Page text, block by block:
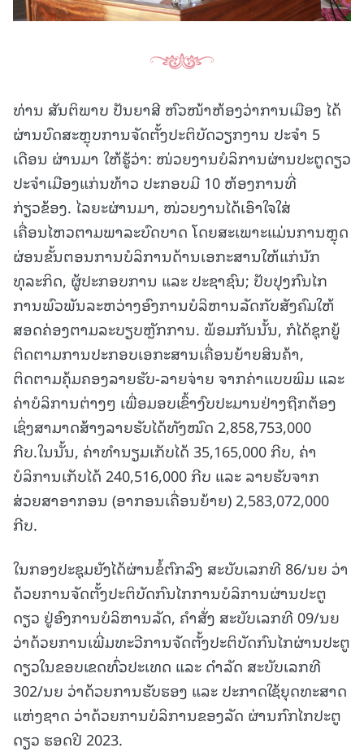
ທ່ານ ສັນຕິພາບ ປັນຍາສີ ຫົວໜ້າຫ້ອງວ່າການເມືອງ ໄດ້
ຜ່ານບົດສະຫຼຸບການຈັດຕັ້ງປະຕິບັດວຽກງານ ປະຈຳ 5
ເດືອນ ຜ່ານມາ ໃຫ້ຮູ້ວ່າ: ໜ່ວຍງານບໍລິການຜ່ານປະຕູດຽວ
ປະຈຳເມືອງແກ່ນທ້າວ ປະກອບມີ 10 ຫ້ອງການທີ່
ກ່ຽວຂ້ອງ. ໄລຍະຜ່ານມາ, ໜ່ວຍງານໄດ້ເອົາໃຈໃສ່
ເຄື່ອນໄຫວຕາມພາລະບົດບາດ ໂດຍສະເພາະແມ່ນການຫຼຸດ
ຜ່ອນຂັ້ນຕອນການບໍລິການດ້ານເອກະສານໃຫ້ແກ່ນັກ
ທຸລະກິດ, ຜູ້ປະກອບການ ແລະ ປະຊາຊົນ; ປັບປຸງກົນໄກ
ການພົວພັນລະຫວ່າງອົງການບໍລິຫານລັດກັບສັງຄົມໃຫ້
ສອດຄ່ອງຕາມລະບຽບຫຼັກການ. ພ້ອມກັນນັ້ນ, ກໍໄດ້ຊຸກຍູ້
ຕິດຕາມການປະກອບເອກະສານເຄື່ອນຍ້າຍສິນຄ້າ,
ຕິດຕາມຄຸ້ມຄອງລາຍຮັບ-ລາຍຈ່າຍ ຈາກຄ່າແບບພິມ ແລະ
ຄ່າບໍລິການຕ່າງໆ ເພື່ອມອບເຂົ້າງົບປະມານຢ່າງຖືກຕ້ອງ
ເຊິ່ງສາມາດສ້າງລາຍຮັບໄດ້ທັງໝົດ 2,858,753,000
ກີບ.ໃນນັ້ນ, ຄ່າທຳນຽມເກັບໄດ້ 35,165,000 ກີບ, ຄ່າ
ບໍລິການເກັບໄດ້ 240,516,000 ກີບ ແລະ ລາຍຮັບຈາກ
ສ່ວຍສາອາກອນ (ອາກອນເຄື່ອນຍ້າຍ) 2,583,072,000
ກີບ.
ໃນກອງປະຊຸມຍັງໄດ້ຜ່ານຂໍ້ຕົກລົງ ສະບັບເລກທີ 86/ນຍ ວ່າ
ດ້ວຍການຈັດຕັ້ງປະຕິບັດກົນໄກການບໍລິການຜ່ານປະຕູ
ດຽວ ຢູ່ອົງການບໍລິຫານລັດ, ຄໍາສັ່ງ ສະບັບເລກທີ 09/ນຍ
ວ່າດ້ວຍການເພີ່ມທະວີການຈັດຕັ້ງປະຕິບັດກົນໄກຜ່ານປະຕູ
ດຽວໃນຂອບເຂດທົ່ວປະເທດ ແລະ ດຳລັດ ສະບັບເລກທີ
302/ນຍ ວ່າດ້ວຍການຮັບຮອງ ແລະ ປະກາດໃຊ້ຍຸດທະສາດ
ແຫ່ງຊາດ ວ່າດ້ວຍການບໍລິການຂອງລັດ ຜ່ານກົກໄກປະຕູ
ດຽວ ຮອດປີ 2023.